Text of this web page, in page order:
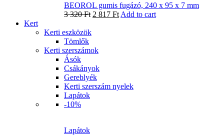
BEOROL gumis fugázó, 240 x 95 x 7 mm
3 320Ft 2 817 Ft Add to cart
Kert
Kerti eszközök
Tömlők
Kerti szerszámok
Ásók
Csákányok
Gereblyék
Kerti szerszám nyelek
Lapátok
-10%
Lapátok